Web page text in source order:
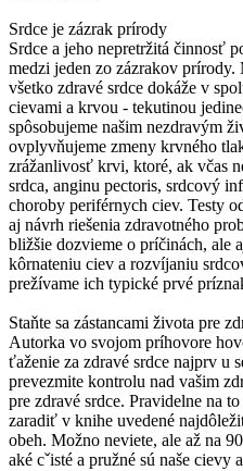
Srdce je zázrak prírody
Srdce a jeho nepretržitá činnosť
medzi jeden zo zázrakov
všetko zdravé srdce dokáže v
cievami a krvou - tekutinou
spôsobujeme našim nezdravým
ovplyvňujeme zmeny krvného
zrážanlivosť krvi, ktoré, ak včas
srdca, anginu pectoris, srdcový
choroby periférnych ciev. Testy
aj návrh riešenia zdravotného
bližšie dozvieme o príčinách, ale
kôrnateniu ciev a rozvíjaniu
prežívame ich typické prvé
Staňte sa zástancami života pre
Autorka vo svojom príhovore
ťaženie za zdravé srdce najprv u
prevezmite kontrolu nad vašim
pre zdravé srdce. Pravidelne na
zaradiť v knihe uvedené
obeh. Možno neviete, ale až na
aké cˇisté a pružné sú naše cievy